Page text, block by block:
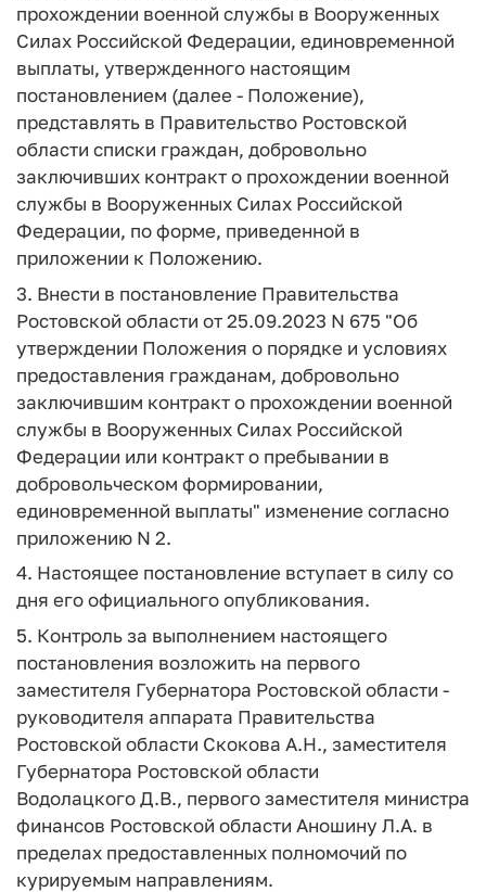
прохождении военной службы в Вооруженных
Силах Российской Федерации, единовременной
выплаты, утвержденного настоящим
постановлением (далее - Положение),
представлять в Правительство Ростовской
области списки граждан, добровольно
заключивших контракт о прохождении военной
службы в Вооруженных Силах Российской
Федерации, по форме, приведенной в
приложении к Положению.
3. Внести в постановление Правительства
Ростовской области от 25.09.2023 N 675 "Об
утверждении Положения о порядке и условиях
предоставления гражданам, добровольно
заключившим контракт о прохождении военной
службы в Вооруженных Силах Российской
Федерации или контракт о пребывании в
добровольческом формировании,
единовременной выплаты" изменение согласно
приложению N 2.
4. Настоящее постановление вступает в силу со
дня его официального опубликования.
5. Контроль за выполнением настоящего
постановления возложить на первого
заместителя Губернатора Ростовской области -
руководителя аппарата Правительства
Ростовской области Скокова А.Н., заместителя
Губернатора Ростовской области
Водолацкого Д.В., первого заместителя министра
финансов Ростовской области Аношину Л.А. в
пределах предоставленных полномочий по
курируемым направлениям.